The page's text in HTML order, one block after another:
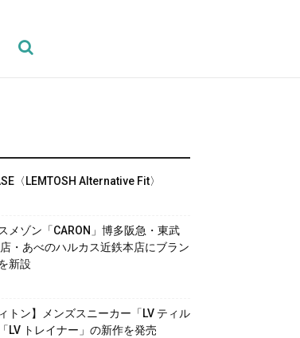
〈LEMTOSH Alternative Fit〉
メゾン「CARON」博多阪急・東武
・あべのハルカス近鉄本店にブラン
新設
トン】メンズスニーカー「LV ティル
LV トレイナー」の新作を発売